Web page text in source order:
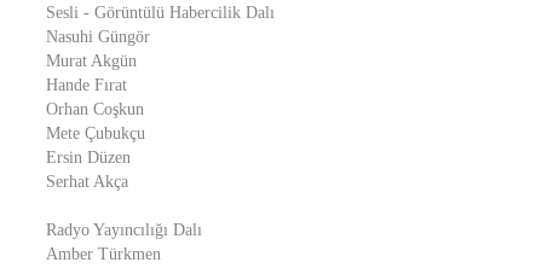
Sesli - Görüntülü Habercilik Dalı
Nasuhi Güngör
Murat Akgün
Hande Fırat
Orhan Coşkun
Mete Çubukçu
Ersin Düzen
Serhat Akça
Radyo Yayıncılığı Dalı
Amber Türkmen